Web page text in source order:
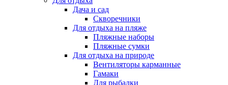
Дача и сад
Скворечники
Для отдыха на пляже
Пляжные наборы
Пляжные сумки
Для отдыха на природе
Вентиляторы карманные
Гамаки
Для рыбалки